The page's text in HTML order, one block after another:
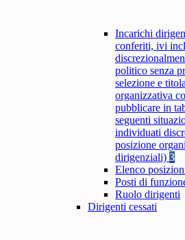
Incarichi
conferiti, ivi
politico senza
selezione e
organizzativa
pubblicare in
seguenti
individuati
posizione
dirigenziali) 3
Elenco
Posti di
Ruolo dirigenti
Dirigenti cessati